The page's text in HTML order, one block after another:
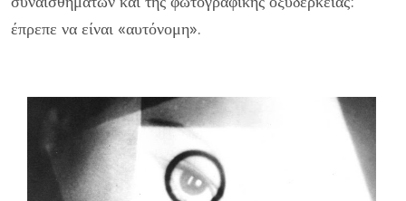
έπρεπε να είναι «αυτόνομη».